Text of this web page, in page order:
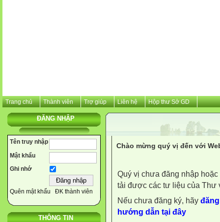
Trang chủ Thành viên Trợ giúp Liên hệ Hộp thư Sở GD
ĐĂNG NHẬP
Tên truy nhập
Mật khẩu
Ghi nhớ
Quên mật khẩu ĐK thành viên
THÔNG TIN
Chào mừng quý vị đến với
Quý vị chưa đăng nhập
tải được các tư liệu của Thư
Nếu chưa đăng ký, hãy
hướng dẫn tại đây